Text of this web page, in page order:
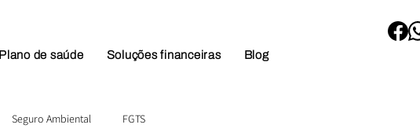
Plano de saúde Soluções financeiras Blog
Seguro Ambiental FGTS